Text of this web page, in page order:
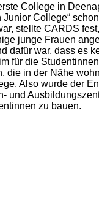
College in
Junior College“
stellte CARDS
junge Frauen
dafür war, dass es
für die
die in der Nähe
Also wurde der
und
zu bauen.